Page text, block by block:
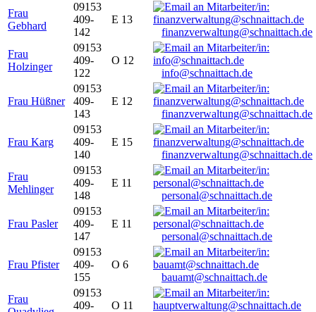
Frau
Gebhard
09153
409-
142
E 13
finanzverwaltung@schnaittach.de
Frau
Holzinger
09153
409-
122
O 12
info@schnaittach.de
Frau Hüßner
09153
409-
143
E 12
finanzverwaltung@schnaittach.de
Frau Karg
09153
409-
140
E 15
finanzverwaltung@schnaittach.de
Frau
Mehlinger
09153
409-
148
E 11
personal@schnaittach.de
Frau Pasler
09153
409-
147
E 11
personal@schnaittach.de
Frau Pfister
09153
409-
155
O 6
bauamt@schnaittach.de
Frau
09153
409-
O 11